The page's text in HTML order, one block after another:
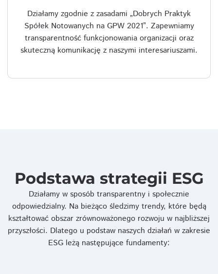
Działamy zgodnie z zasadami „Dobrych Praktyk
Spółek Notowanych na GPW 2021”. Zapewniamy
transparentność funkcjonowania organizacji oraz
skuteczną komunikację z naszymi interesariuszami.
Podstawa strategii ESG
Działamy w sposób transparentny i społecznie
odpowiedzialny. Na bieżąco śledzimy trendy, które będą
kształtować obszar zrównoważonego rozwoju w najbliższej
przyszłości. Dlatego u podstaw naszych działań w zakresie
ESG leżą następujące fundamenty: